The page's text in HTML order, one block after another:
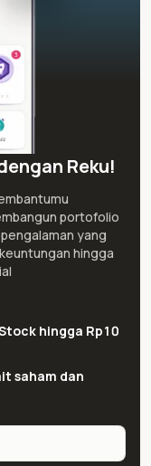
Reku!
portofolio
yang
hingga
hingga Rp10
saham dan